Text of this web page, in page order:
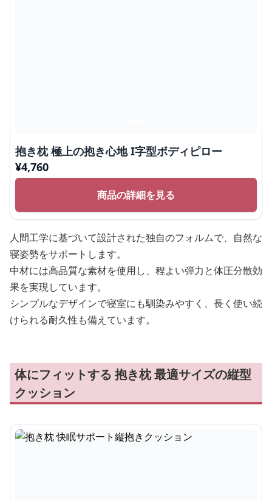
抱き枕 極上の抱き心地 I字型ボディピロー
¥4,760
商品の詳細を見る
人間工学に基づいて設計された独自のフォルムで、自然な
寝姿勢をサポートします。
中材には高品質な素材を使用し、程よい弾力と体圧分散効
果を実現しています。
シンプルなデザインで寝室にも馴染みやすく、長く使い続
けられる耐久性も備えています。
体にフィットする 抱き枕 最適サイズの縦型
クッション